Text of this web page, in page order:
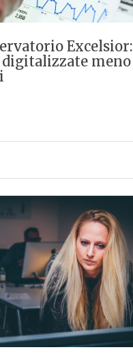
Excelsior:
digitalizzate meno